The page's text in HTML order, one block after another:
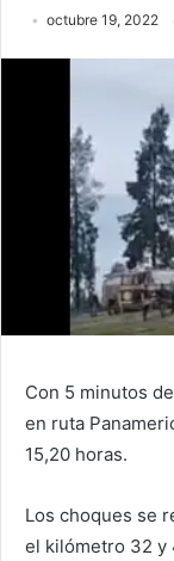
octubre 19, 2022
Con 5 minutos
en ruta
15,20 horas.
Los choques se
el kilómetro 32 y